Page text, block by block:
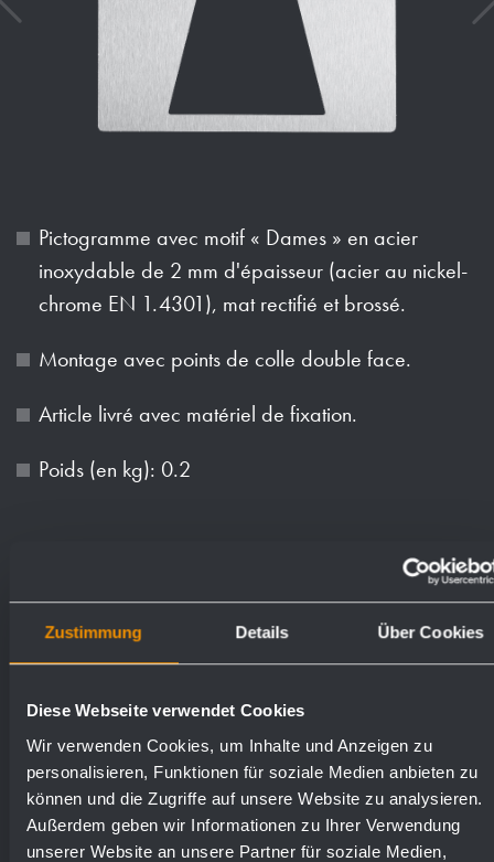
Zustimmung Details Über Cookies
Diese Webseite verwendet Cookies
Wir verwenden Cookies, um Inhalte und Anzeigen zu
personalisieren, Funktionen für soziale Medien anbieten zu
können und die Zugriffe auf unsere Website zu analysieren.
Außerdem geben wir Informationen zu Ihrer Verwendung
unserer Website an unsere Partner für soziale Medien,
Pictogramme avec motif « Dames » en acier
inoxydable de 2 mm d'épaisseur (acier au nickel-
chrome EN 1.4301), mat rectifié et brossé.
Montage avec points de colle double face.
Article livré avec matériel de fixation.
Poids (en kg): 0.2
Surfaces disponibles
commande
mat rectifié (standard) 700410
Proposition de texte pour les spécifications :